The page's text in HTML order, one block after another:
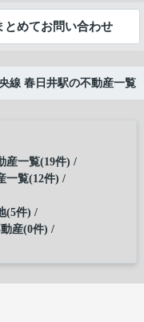
とめてお問い合わせ
線 春日井駅の不動産一覧
産一覧(19件)
一覧(12件)
(5件)
産(0件)